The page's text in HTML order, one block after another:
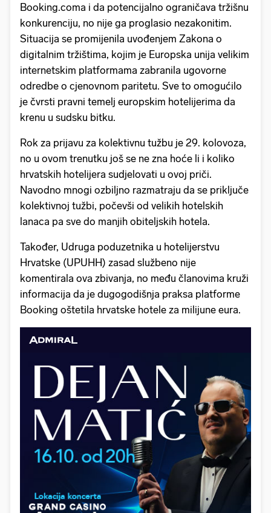
Booking.coma i da potencijalno ograničava tržišnu
konkurenciju, no nije ga proglasio nezakonitim.
Situacija se promijenila uvođenjem Zakona o
digitalnim tržištima, kojim je Europska unija velikim
internetskim platformama zabranila ugovorne
odredbe o cjenovnom paritetu. Sve to omogućilo
je čvrsti pravni temelj europskim hotelijerima da
krenu u sudsku bitku.
Rok za prijavu za kolektivnu tužbu je 29. kolovoza,
no u ovom trenutku još se ne zna hoće li i koliko
hrvatskih hotelijera sudjelovati u ovoj priči.
Navodno mnogi ozbiljno razmatraju da se priključe
kolektivnoj tužbi, počevši od velikih hotelskih
lanaca pa sve do manjih obiteljskih hotela.
Također, Udruga poduzetnika u hotelijerstvu
Hrvatske (UPUHH) zasad službeno nije
komentirala ova zbivanja, no među članovima kruži
informacija da je dugogodišnja praksa platforme
Booking oštetila hrvatske hotele za milijune eura.